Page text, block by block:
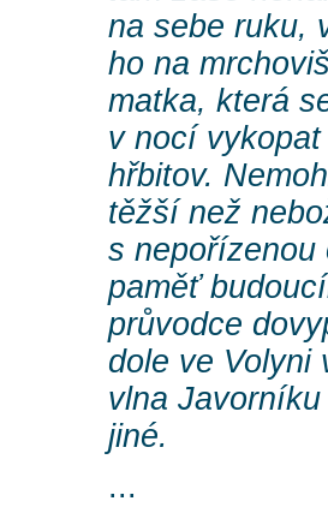
na sebe ruku,
ho na
matka, která
v nocí
hřbitov.
těžší než
s
paměť
průvodce
dole ve Volyni
vlna
jiné.
...